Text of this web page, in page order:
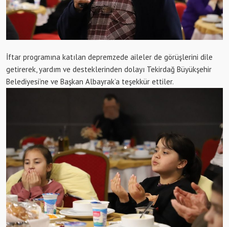
İftar programına katılan depremzede aileler de görüşlerini dile
getirerek, yardım ve desteklerinden dolayı Tekirdağ Büyükşehir
Belediyesi’ne ve Başkan Albayrak’a teşekkür ettiler.